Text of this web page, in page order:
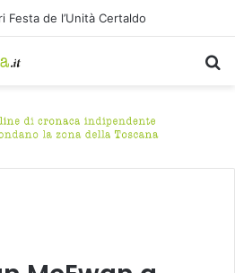
de l’Unità Certaldo